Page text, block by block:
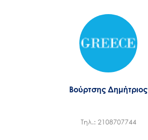
Βούρτσης Δημήτριος
Τηλ.: 2108707744